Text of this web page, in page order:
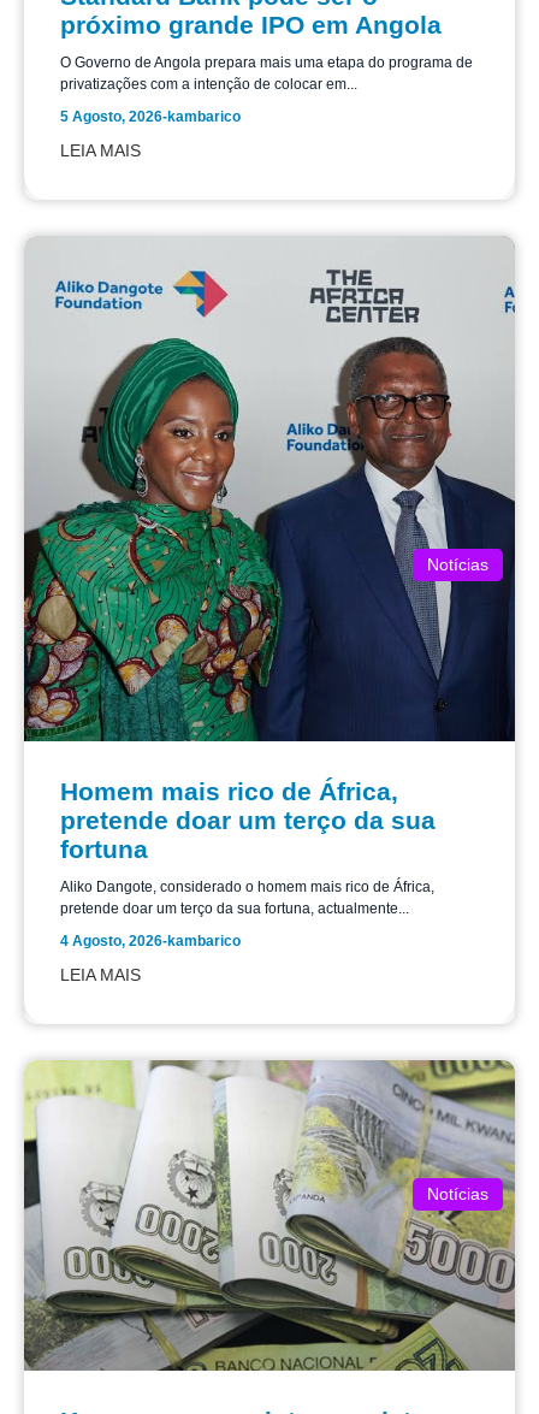
próximo grande IPO em Angola
O Governo de Angola prepara mais uma etapa do programa de
privatizações com a intenção de colocar em...
5 Agosto, 2026-kambarico
LEIA MAIS
Notícias
Homem mais rico de África,
pretende doar um terço da sua
fortuna
Aliko Dangote, considerado o homem mais rico de África,
pretende doar um terço da sua fortuna, actualmente...
4 Agosto, 2026-kambarico
LEIA MAIS
Notícias